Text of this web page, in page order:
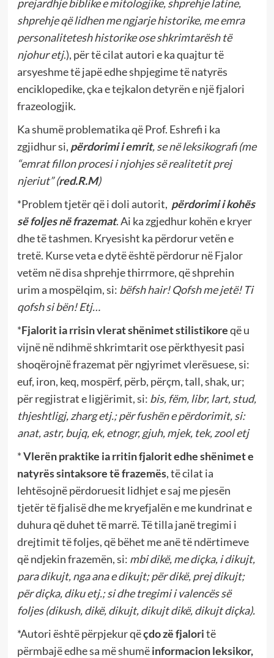
prejardhje biblike e mitologjike, shprehje latine,
shprehje që lidhen me ngjarje historike, me emra
personalitetesh historike ose shkrimtarësh të
njohur etj.), për të cilat autori e ka quajtur të
arsyeshme të japë edhe shpjegime të natyrës
enciklopedike, çka e tejkalon detyrën e një fjalori
frazeologjik.
Ka shumë problematika që Prof. Eshrefi i ka
zgjidhur si, përdorimi i emrit, se në leksikografi (me
“emrat fillon procesi i njohjes së realitetit prej
njeriut” (red.R.M)
*Problem tjetër që i doli autorit, përdorimi i kohës
së foljes në frazemat. Ai ka zgjedhur kohën e kryer
dhe të tashmen. Kryesisht ka përdorur vetën e
tretë. Kurse veta e dytë është përdorur në Fjalor
vetëm në disa shprehje thirrmore, që shprehin
urim a mospëlqim, si: bëfsh hair! Qofsh me jetë! Ti
qofsh si bën! Etj…
*Fjalorit ia rrisin vlerat shënimet stilistikoreqë u
vijnë në ndihmë shkrimtarit ose përkthyesit pasi
shoqërojnë frazemat për ngjyrimet vlerësuese, si:
euf, iron, keq, mospërf, përb, përçm, tall, shak, ur;
për regjistrat e ligjërimit, si: bis, fëm, libr, lart, stud,
thjeshtligj, zharg etj.; për fushën e përdorimit, si:
anat, astr, bujq, ek, etnogr, gjuh, mjek, tek, zool etj
*Vlerën praktike ia rritin fjalorit edhe shënimet e
natyrës sintaksore të frazemës, të cilat ia
lehtësojnë përdoruesit lidhjet e saj me pjesën
tjetër të fjalisë dhe me kryefjalën e me kundrinat e
duhura që duhet të marrë. Të tilla janë tregimi i
drejtimit të foljes, që bëhet me anë të ndërtimeve
që ndjekin frazemën, si: mbi dikë, me diçka, i dikujt,
para dikujt, nga ana e dikujt; për dikë, prej dikujt;
për diçka, diku etj.; si dhe tregimi i valencës së
foljes (dikush, dikë, dikujt, dikujt dikë, dikujt diçka).
*Autori është përpjekur qëçdo zëfjaloritë
përmbajë edhe sa më shumëinformacion leksikor,